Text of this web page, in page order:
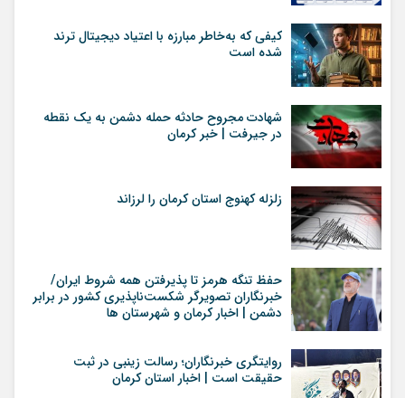
کیفی که به‌خاطر مبارزه با اعتیاد دیجیتال ترند
شده است
شهادت مجروح حادثه حمله دشمن به یک نقطه
در جیرفت | خبر کرمان
زلزله کهنوج استان کرمان را لرزاند
حفظ تنگه هرمز تا پذیرفتن همه شروط ایران/
خبرنگاران تصویرگر شکست‌ناپذیری کشور در برابر
دشمن | اخبار کرمان و شهرستان ها
روایتگری خبرنگاران؛ رسالت زینبی در ثبت
حقیقت است | اخبار استان کرمان